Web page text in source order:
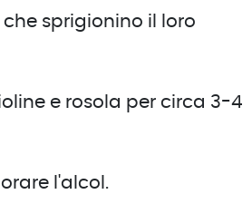
sprigionino il loro
e rosola per circa 3-4
l'alcol.